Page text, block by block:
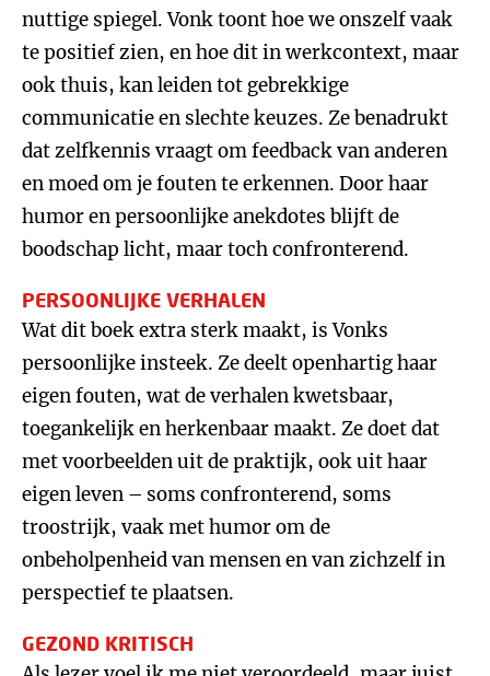
nuttige spiegel. Vonk toont hoe we onszelf vaak
te positief zien, en hoe dit in werkcontext, maar
ook thuis, kan leiden tot gebrekkige
communicatie en slechte keuzes. Ze benadrukt
dat zelfkennis vraagt om feedback van anderen
en moed om je fouten te erkennen. Door haar
humor en persoonlijke anekdotes blijft de
boodschap licht, maar toch confronterend.
PERSOONLIJKE VERHALEN
Wat dit boek extra sterk maakt, is Vonks
persoonlijke insteek. Ze deelt openhartig haar
eigen fouten, wat de verhalen kwetsbaar,
toegankelijk en herkenbaar maakt. Ze doet dat
met voorbeelden uit de praktijk, ook uit haar
eigen leven – soms confronterend, soms
troostrijk, vaak met humor om de
onbeholpenheid van mensen en van zichzelf in
perspectief te plaatsen.
GEZOND KRITISCH